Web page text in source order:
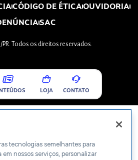
CÓDIGO DE ÉTICAOUVIDORIA
SAC
Todos os direitos reservados.
LOJA CONTATO
tecnologias semelhantes para
em nossos serviços, personalizar